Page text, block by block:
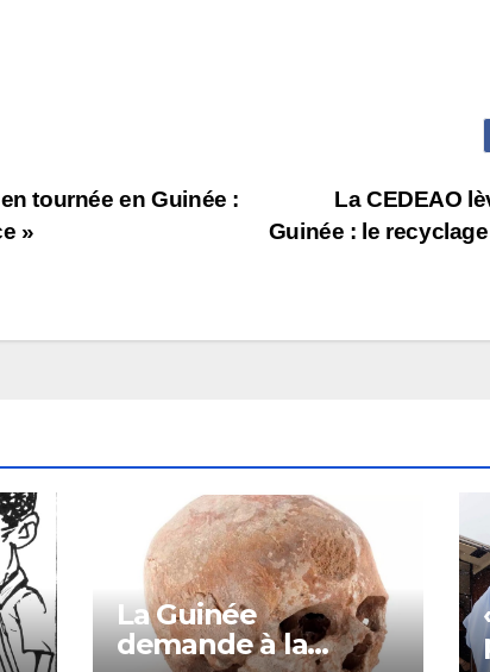
La CEDEAO
Guinée : le
tournée en Guinée :
»
La Guinée
demande à la